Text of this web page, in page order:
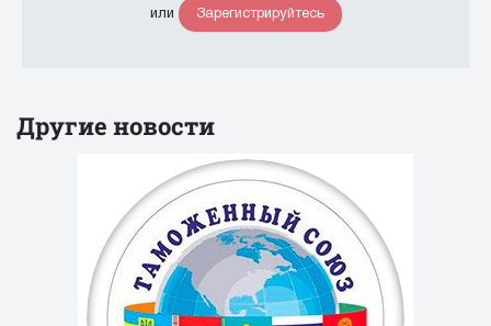
или Зарегистрируйтесь
Другие новости